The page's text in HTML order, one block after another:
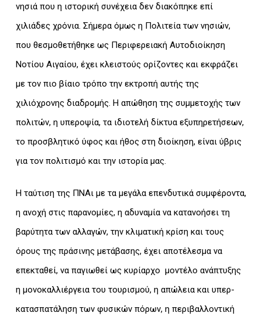
νησιά που η ιστορική συνέχεια δεν διακόπηκε επί
χιλιάδες χρόνια. Σήμερα όμως η Πολιτεία των νησιών,
που θεσμοθετήθηκε ως Περιφερειακή Αυτοδιοίκηση
Νοτίου Αιγαίου, έχει κλειστούς ορίζοντες και εκφράζει
με τον πιο βίαιο τρόπο την εκτροπή αυτής της
χιλιόχρονης διαδρομής. Η απώθηση της συμμετοχής των
πολιτών, η υπεροψία, τα ιδιοτελή δίκτυα εξυπηρετήσεων,
το προσβλητικό ύφος και ήθος στη διοίκηση, είναι ύβρις
για τον πολιτισμό και την ιστορία μας.
Η ταύτιση της ΠΝΑι με τα μεγάλα επενδυτικά συμφέροντα,
η ανοχή στις παρανομίες, η αδυναμία να κατανοήσει τη
βαρύτητα των αλλαγών, την κλιματική κρίση και τους
όρους της πράσινης μετάβασης, έχει αποτέλεσμα να
επεκταθεί, να παγιωθεί ως κυρίαρχο μοντέλο ανάπτυξης
η μονοκαλλιέργεια του τουρισμού, η απώλεια και υπερ-
κατασπατάληση των φυσικών πόρων, η περιβαλλοντική